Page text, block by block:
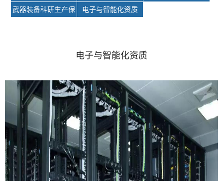
可证
武器装备科研生产保
电子与智能化资质
电子与智能化资质